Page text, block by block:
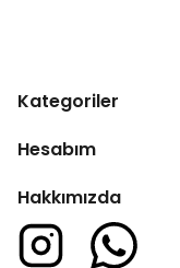
Kategoriler
Hesabım
Hakkımızda